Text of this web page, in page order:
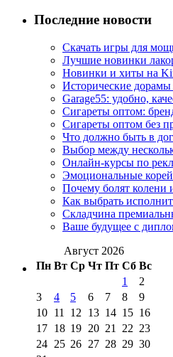
Последние новости
Скачать игры для
Лучшие новинки
Новинки и хиты на
Исторические
Garage55: удобно,
Сигареты оптом:
Сигареты оптом без
Что должно быть в
Выбор между
Онлайн-курсы по
Эмоциональные
Почему болят колени
Как выбрать
Складчина
Ваше будущее с
Август 2026
Пн Вт Ср Чт Пт Сб Вс
1
2
3
4 5 6 7 8
9
10 11 12 13 14 15 16
17 18 19 20 21 22 23
24 25 26 27 28 29 30